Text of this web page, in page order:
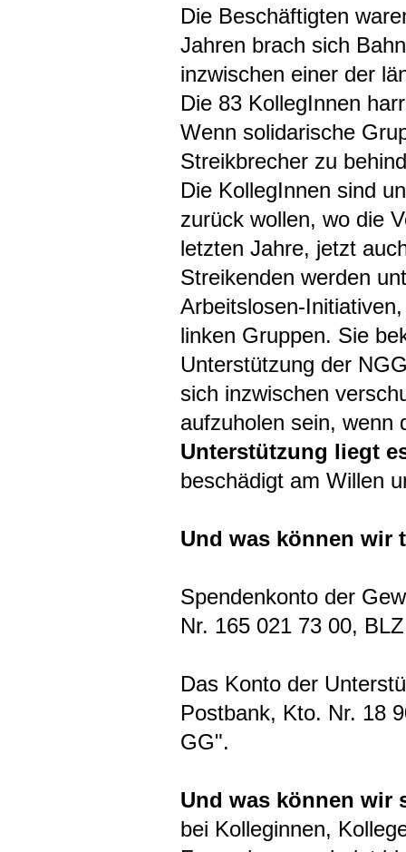
Die Beschäftigten
Jahren brach sich
inzwischen einer der
Die 83 KollegInnen
Wenn solidarische
Streikbrecher zu
Die KollegInnen sind
zurück wollen, wo die
letzten Jahre, jetzt
Streikenden werden
Arbeitslosen-
linken Gruppen. Sie
Unterstützung der
sich inzwischen
aufzuholen sein,
Unterstützung liegt
beschädigt am Willen
Und was können wir
Spendenkonto der
Nr. 165 021 73 00,
Das Konto der
Postbank, Kto. Nr. 18
GG".
Und was können wir
bei Kolleginnen,